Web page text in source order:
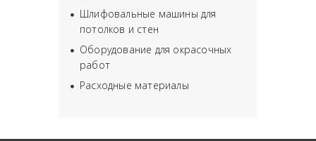
Шлифовальные машины для
потолков и стен
Оборудование для окрасочных
работ
Расходные материалы